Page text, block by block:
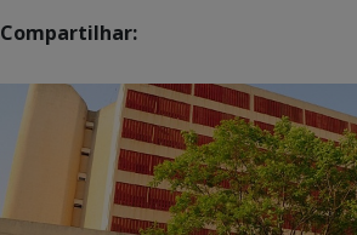
Compartilhar: